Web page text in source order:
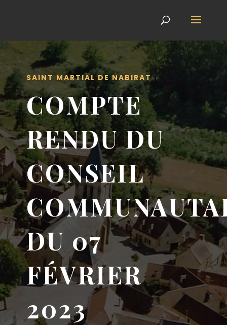
SAINT MARTIAL DE NABIRAT
COMPTE
RENDU DU
CONSEIL
DU 07
FÉVRIER
2023